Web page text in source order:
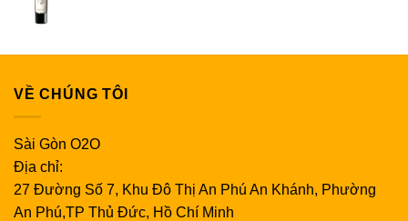
VỀ CHÚNG TÔI
Sài Gòn O2O
Địa chỉ:
27 Đường Số 7, Khu Đô Thị An Phú An Khánh, Phường
An Phú,TP Thủ Đức, Hồ Chí Minh